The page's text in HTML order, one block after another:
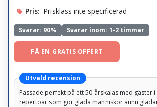
Pris: Prisklass inte specificerad
Svarar: 90% Svarar inom: 1-2 timmar
FÅ EN GRATIS OFFERT
Utvald recension
Passade perfekt på ett 50-årskalas med gäster
repertoar som gör glada människor ännu